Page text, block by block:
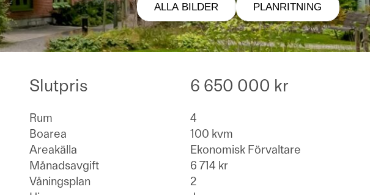
ALLA BILDER PLANRITNING
Slutpris 6 650 000 kr
Rum
4
Boarea
100 kvm
Areakälla
Ekonomisk Förvaltare
Månadsavgift
6 714 kr
Våningsplan
2